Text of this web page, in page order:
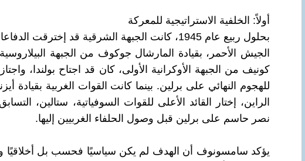
أولاً: الخلفية الاستراتيجية للمعركة
بحلول ربيع عام 1945، كانت الجبهة الشرقية قد إخترقت
الجيش الأحمر، بقيادة المارشال جوكوف من الجبهة
كونيف من الجبهة الأوكرانية الأولى، كان قد اجتاح بولندا،
للهجوم النهائي على برلين. بينما كانت القوات الغربية بقيادة
الراين، إختار القائد الأعلى للقوات السوفياتية، ستالين،
نصر حاسم على برلين قبل وصول الحلفاء الغربيين إليها.
يؤكد سامسونوف أن الهدف لم يكن سياسيًا فحسب بل أخلاقيًا